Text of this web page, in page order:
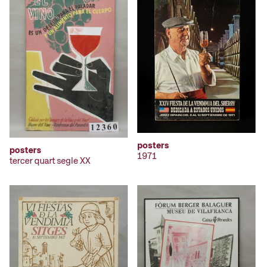
posters
tercer quart segle XX
posters
1971